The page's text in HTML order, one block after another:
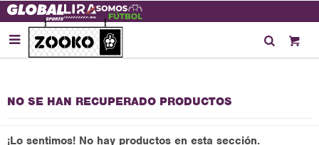

NO SE HAN RECUPERADO PRODUCTOS
¡Lo sentimos! No hay productos en esta sección.